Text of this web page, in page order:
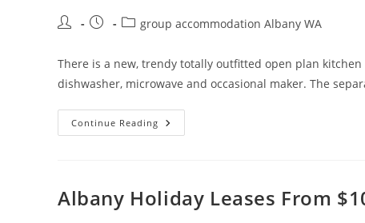
Post
Post
Postgroup accommodation Albany WA
There is a new, trendy totally outfitted open plan
dishwasher, microwave and occasional maker. The
Continue Reading Albany
Ladies’s
Albany Holiday Leases From